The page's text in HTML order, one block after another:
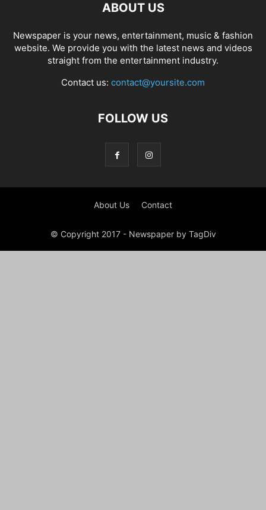
ABOUT US
Newspaper is your news, entertainment, music & fashion
website. We provide you with the latest news and videos
straight from the entertainment industry.
Contact us: contact@yoursite.com
FOLLOW US
About Us Contact
© Copyright 2017 - Newspaper by TagDiv